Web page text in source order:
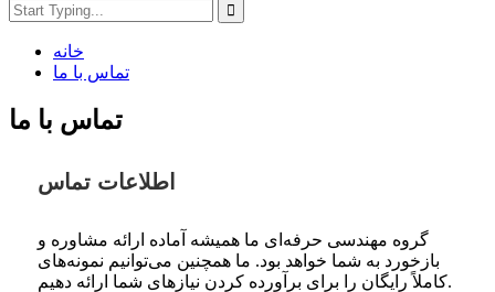
خانه
تماس با ما
تماس با ما
اطلاعات تماس
گروه مهندسی حرفه‌ای ما همیشه آماده ارائه مشاوره و
بازخورد به شما خواهد بود. ما همچنین می‌توانیم نمونه‌های
کاملاً رایگان را برای برآورده کردن نیازهای شما ارائه دهیم.